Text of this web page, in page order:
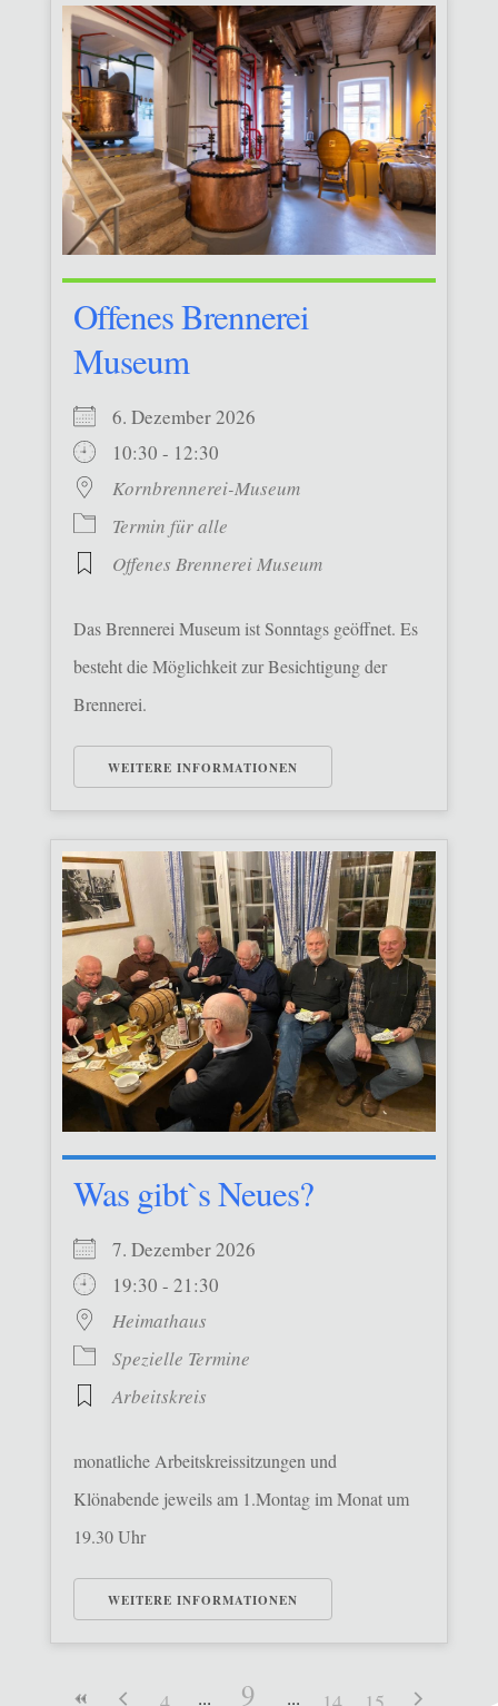
Offenes Brennerei
Museum
6. Dezember 2026
10:30 - 12:30
Kornbrennerei-Museum
Termin für alle
Offenes Brennerei Museum
Das Brennerei Museum ist Sonntags geöffnet. Es
besteht die Möglichkeit zur Besichtigung der
Brennerei.
WEITERE INFORMATIONEN
Was gibt`s Neues?
7. Dezember 2026
19:30 - 21:30
Heimathaus
Spezielle Termine
Arbeitskreis
monatliche Arbeitskreissitzungen und
Klönabende jeweils am 1.Montag im Monat um
19.30 Uhr
WEITERE INFORMATIONEN
9